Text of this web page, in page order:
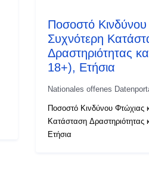
Ποσοστό
Συχνότερη
Δραστηριότητας
18+), Ετήσια
Nationales offenes
Ποσοστό Κινδύνου Φτώχιας
Κατάσταση Δραστηριότητας
Ετήσια